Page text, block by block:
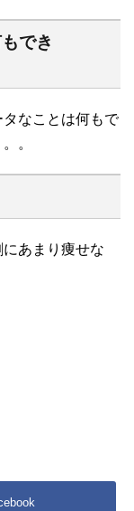
でき
なことは何もで
。
あまり痩せな